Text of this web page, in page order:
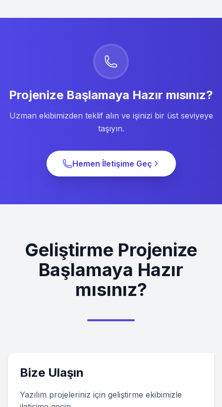
Projenize Başlamaya Hazır mısınız?
Uzman ekibimizden teklif alın ve işinizi bir üst seviyeye
taşıyın.
Hemen İletişime Geç
Geliştirme Projenize
Başlamaya Hazır
mısınız?
Bize Ulaşın
Yazılım projeleriniz için geliştirme ekibimizle